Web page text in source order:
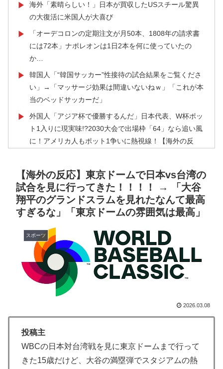
▶
海外「素晴らしい！」日本が買収したUSスチール驚異
の大復活に米国人が大喜び
▶
「オーデコロンの定期注文が月50本、1808年の請求書
には72本」ナポレオンは1日2本を何に使っていたの
か…
▶
韓国人「“韓国サッカー”性接待の試合結果をご覧くださ
い」→「マッサージ効果は間違いないねｗ」「これが本
当のベッドサッカーだ」
▶
外国人「アジア杯で優勝するんだ」日本代表、W杯ポッ
ト1入りに現実味!?2030大会で出場枠「64」なら追い風
に！アメリカ人もポット1争いに熱視線！【海外の反
▶ 3.1節がある月なのに…3月のカレンダーに日本の富士
山・大阪城・桜が描かれ物議＝韓国の反応
▶ 海外「日本はさすが過ぎるｗ」 日本は野生動物の喧嘩
さえ可愛くなってしまうと世界が騒然
▶
大地震が起きても手術をやり遂げる日本の医療チーム、
海外でも凄すぎると絶賛
韓国人「韓国サッカー協会関係者が『不適切接待は慣行
だった』と衝撃発言！日韓ワールドカップ4強にも疑い
の視線が向けられる」
【海外の反応】アルゼンチン協会、FIFA会長に断固たる
▶
海外「消火栓もフェイクだから消防士が右往左往する中
▶
【海外の反応】アルゼンチン協会、FIFA会長に確固たる
【海外の反応】東京ドームで日本vs台湾の
試合を見に行ってきた！！！！ → 「大谷
翔平のグランドスラムを見れたなんて最高
すぎるな」「東京ドームの雰囲気は最高」
スポーツ
2026.03.08
投稿主
WBCの日本対台湾戦を見に東京ドームまで行って
きた15歳だけど、大谷の満塁弾でスタジアムの熱